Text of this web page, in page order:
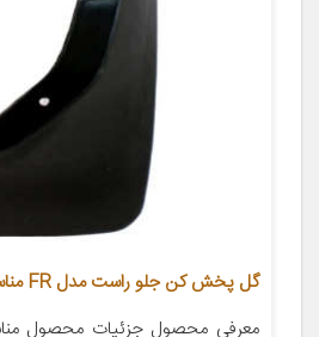
گل پخش کن جلو راست مدل FR مناسب برای پراید
معرفی محصول جزئیات محصول